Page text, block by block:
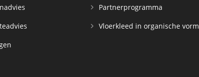
Partnerprogramma
Vloerkleed in organische vorm